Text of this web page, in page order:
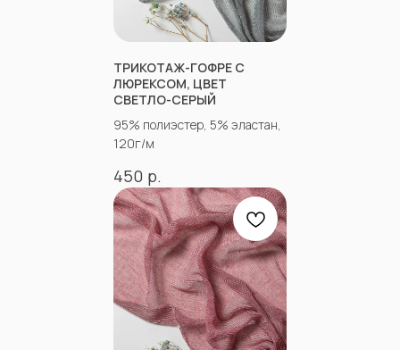
ТРИКОТАЖ-ГОФРЕ С
ЛЮРЕКСОМ, ЦВЕТ
СВЕТЛО-СЕРЫЙ
95% полиэстер, 5% эластан,
120г/м
450 р.
Г. Пятигорк, розничная точка на рынке
«Людмила», ул. Садовая 210, павильоны
г.Пятигорск, рынок "Привокзальный",
Георгиевское шоссе 1км, оптовый склад
График работы и схема проезда
АДРЕСА МАГАЗИНОВ